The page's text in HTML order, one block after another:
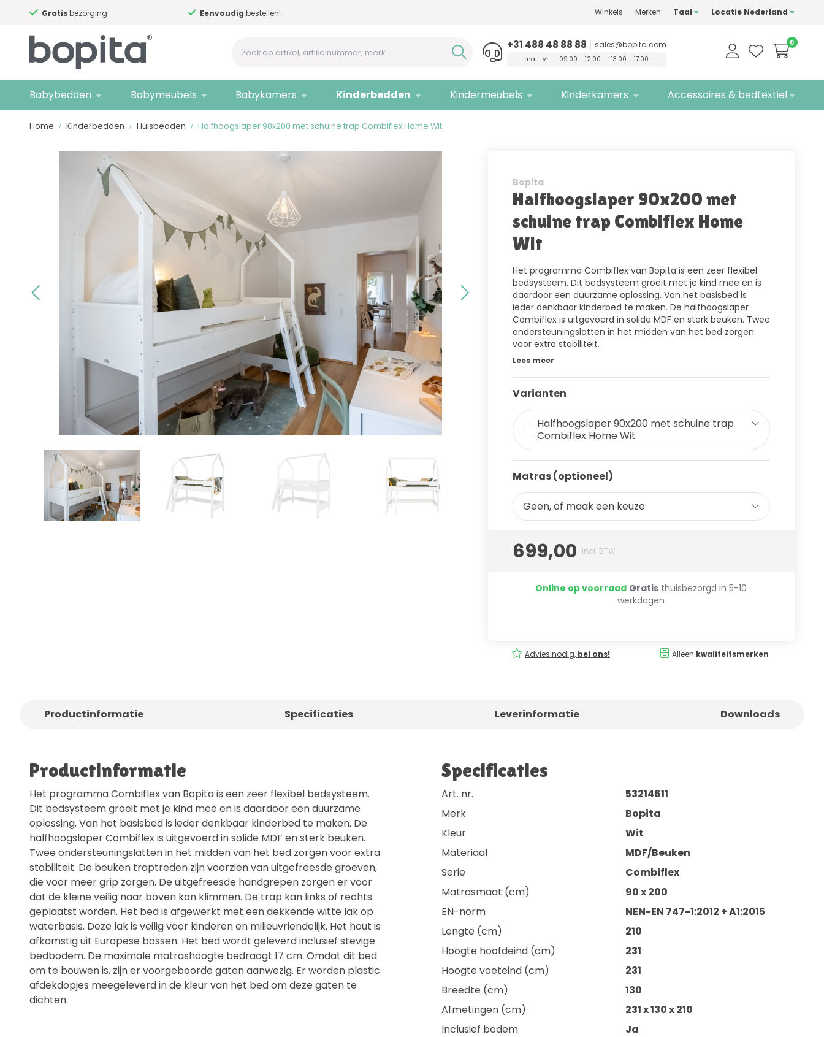
Gratisbezorging Eenvoudig bestellen! kwaliteitsmerken Gratis bezorging
Winkels Merken Taal Locatie Nederland
0
+31 488 48 88 88 sales@bopita.com
ma - vr 09.00 - 12.00 13.00 - 17.00
Babybedden Babymeubels Babykamers Kinderbedden Kindermeubels Kinderkamers Accessoires & bedtextiel
Home Kinderbedden Huisbedden Halfhoogslaper 90x200 met schuine trap Combiflex Home Wit
Bopita
Halfhoogslaper 90x200 met
schuine trap Combiflex Home
Wit
Het programma Combiflex van Bopita is een zeer flexibel
bedsysteem. Dit bedsysteem groeit met je kind mee en is
daardoor een duurzame oplossing. Van het basisbed is
ieder denkbaar kinderbed te maken. De halfhoogslaper
Combiflex is uitgevoerd in solide MDF en sterk beuken. Twee
ondersteuningslatten in het midden van het bed zorgen
voor extra stabiliteit.
Lees meer
Varianten
Halfhoogslaper 90x200 met schuine trap
Combiflex Home Wit
Matras (optioneel)
Geen, of maak een keuze
699,00 Incl. BTW
Online op voorraad Gratis thuisbezorgd in 5-10
werkdagen
Advies nodig, bel ons! Alleen kwaliteitsmerken
Productinformatie Specificaties Leverinformatie Downloads
Productinformatie
Het programma Combiflex van Bopita is een zeer flexibel bedsysteem.
Dit bedsysteem groeit met je kind mee en is daardoor een duurzame
oplossing. Van het basisbed is ieder denkbaar kinderbed te maken. De
halfhoogslaper Combiflex is uitgevoerd in solide MDF en sterk beuken.
Twee ondersteuningslatten in het midden van het bed zorgen voor extra
stabiliteit. De beuken traptreden zijn voorzien van uitgefreesde groeven,
die voor meer grip zorgen. De uitgefreesde handgrepen zorgen er voor
dat de kleine veilig naar boven kan klimmen. De trap kan links of rechts
geplaatst worden. Het bed is afgewerkt met een dekkende witte lak op
waterbasis. Deze lak is veilig voor kinderen en milieuvriendelijk. Het hout is
afkomstig uit Europese bossen. Het bed wordt geleverd inclusief stevige
bedbodem. De maximale matrashoogte bedraagt 17 cm. Omdat dit bed
om te bouwen is, zijn er voorgeboorde gaten aanwezig. Er worden plastic
afdekdopjes meegeleverd in de kleur van het bed om deze gaten te
dichten.
Specificaties
Art. nr.
53214611
Merk
Bopita
Kleur
Wit
Materiaal
MDF/Beuken
Serie
Combiflex
Matrasmaat (cm)
90 x 200
EN-norm
NEN-EN 747-1:2012 + A1:2015
Lengte (cm)
210
Hoogte hoofdeind (cm)
231
Hoogte voeteind (cm)
231
Breedte (cm)
130
Afmetingen (cm)
231 x 130 x 210
Inclusief bodem
Ja